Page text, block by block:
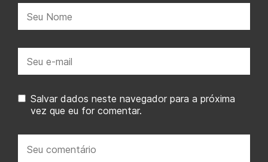
mail:
Salvar dados neste navegador para a próxima
vez que eu for comentar.
comentário: